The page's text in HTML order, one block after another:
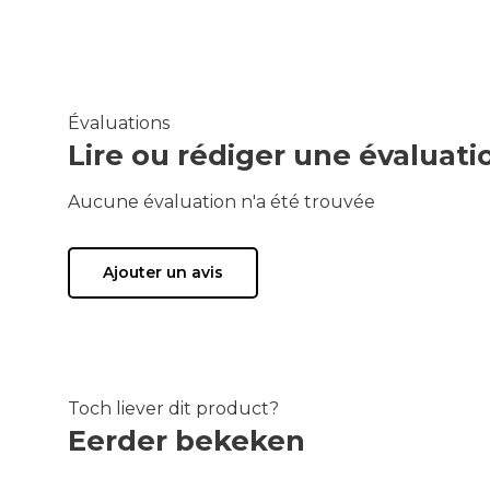
Évaluations
Lire ou rédiger une
Aucune évaluation n'a été trouvée
Ajouter un avis
Toch liever dit product?
Eerder bekeken